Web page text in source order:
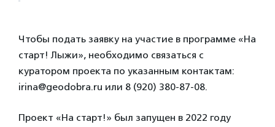
Чтобы подать заявку на участие в программе «На
старт! Лыжи», необходимо связаться с
куратором проекта по указанным контактам:
irina@geodobra.ru или 8 (920) 380-87-08.
Проект «На старт!» был запущен в 2022 году